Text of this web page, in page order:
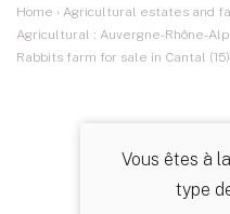
Home › Agricultural estates and
Agricultural : Auvergne-Rhône-
Rabbits farm for sale in Cantal (15)
Vous êtes à
type